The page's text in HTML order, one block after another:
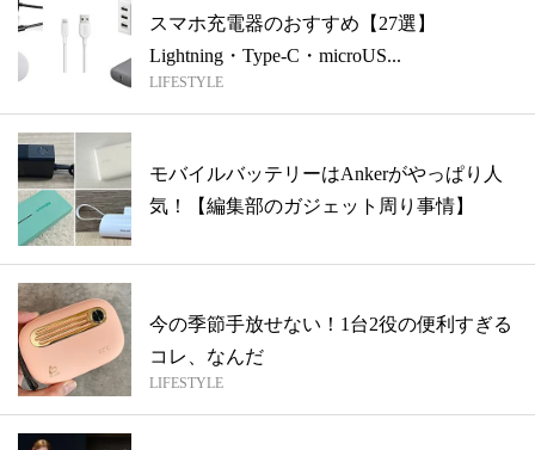
スマホ充電器のおすすめ【27選】
Lightning・Type-C・microUS...
LIFESTYLE
モバイルバッテリーはAnkerがやっぱり人
気！【編集部のガジェット周り事情】
今の季節手放せない！1台2役の便利すぎる
コレ、なんだ
LIFESTYLE